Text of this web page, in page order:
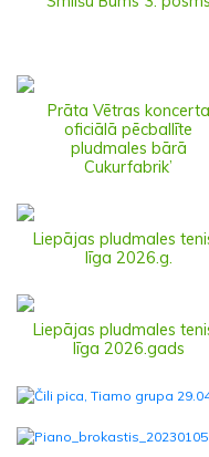
Prāta Vētras koncerta
oficiālā pēcballīte
pludmales bārā
Cukurfabrik’
Liepājas pludmales
līga 2026.g.
Liepājas pludmales
līga 2026.gads